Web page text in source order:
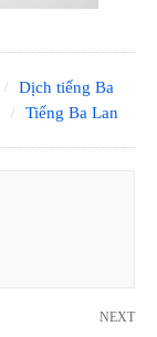
Dịch tiếng Ba
Tiếng Ba Lan
NEXT